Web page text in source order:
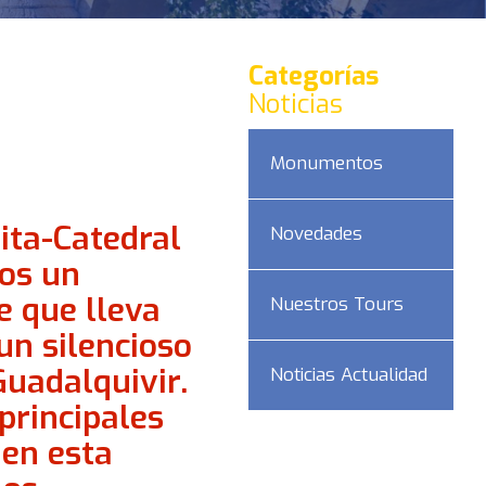
Catedral
un
que lleva
silencioso
esta
Categorías
Noticias
Monumentos
Novedades
Nuestros Tours
Noticias Actualidad